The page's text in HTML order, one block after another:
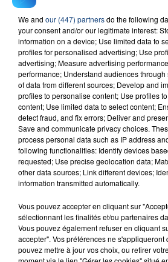
FIL D'ACTU
23 juillet 2026
SON BÉBÉ ENTRE LA VIE ET
Un homme s'est immolé par le
aspergé sa compagne et leur
d'un liquide inflammable.
We and our (447) partnersdo the following
your consent and/or our legitimate interest:
information on a device; Use limited data to
profiles for personalised advertising; Use
advertising; Measure advertising
performance; Understand audiences
of data from different sources; Develop and
profiles to personalise content; Use profiles
content; Use limited data to select content;
detect fraud, and fix errors; Deliver and
Save and communicate privacy choices.
process personal data such as IP address
following functionalities: Identify devices
requested; Use precise geolocation data;
other data sources; Link different devices;
information transmitted automatically.
Vous pouvez accepter en cliquant sur
sélectionnant les finalités et/ou partenaires
Vous pouvez également refuser en cliquant
accepter". Vos préférences ne s'appliqueront
pouvez mettre à jour vos choix, ou retirer